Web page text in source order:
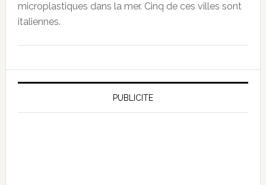
microplastiques dans la mer. Cinq de ces villes sont
italiennes.
PUBLICITE